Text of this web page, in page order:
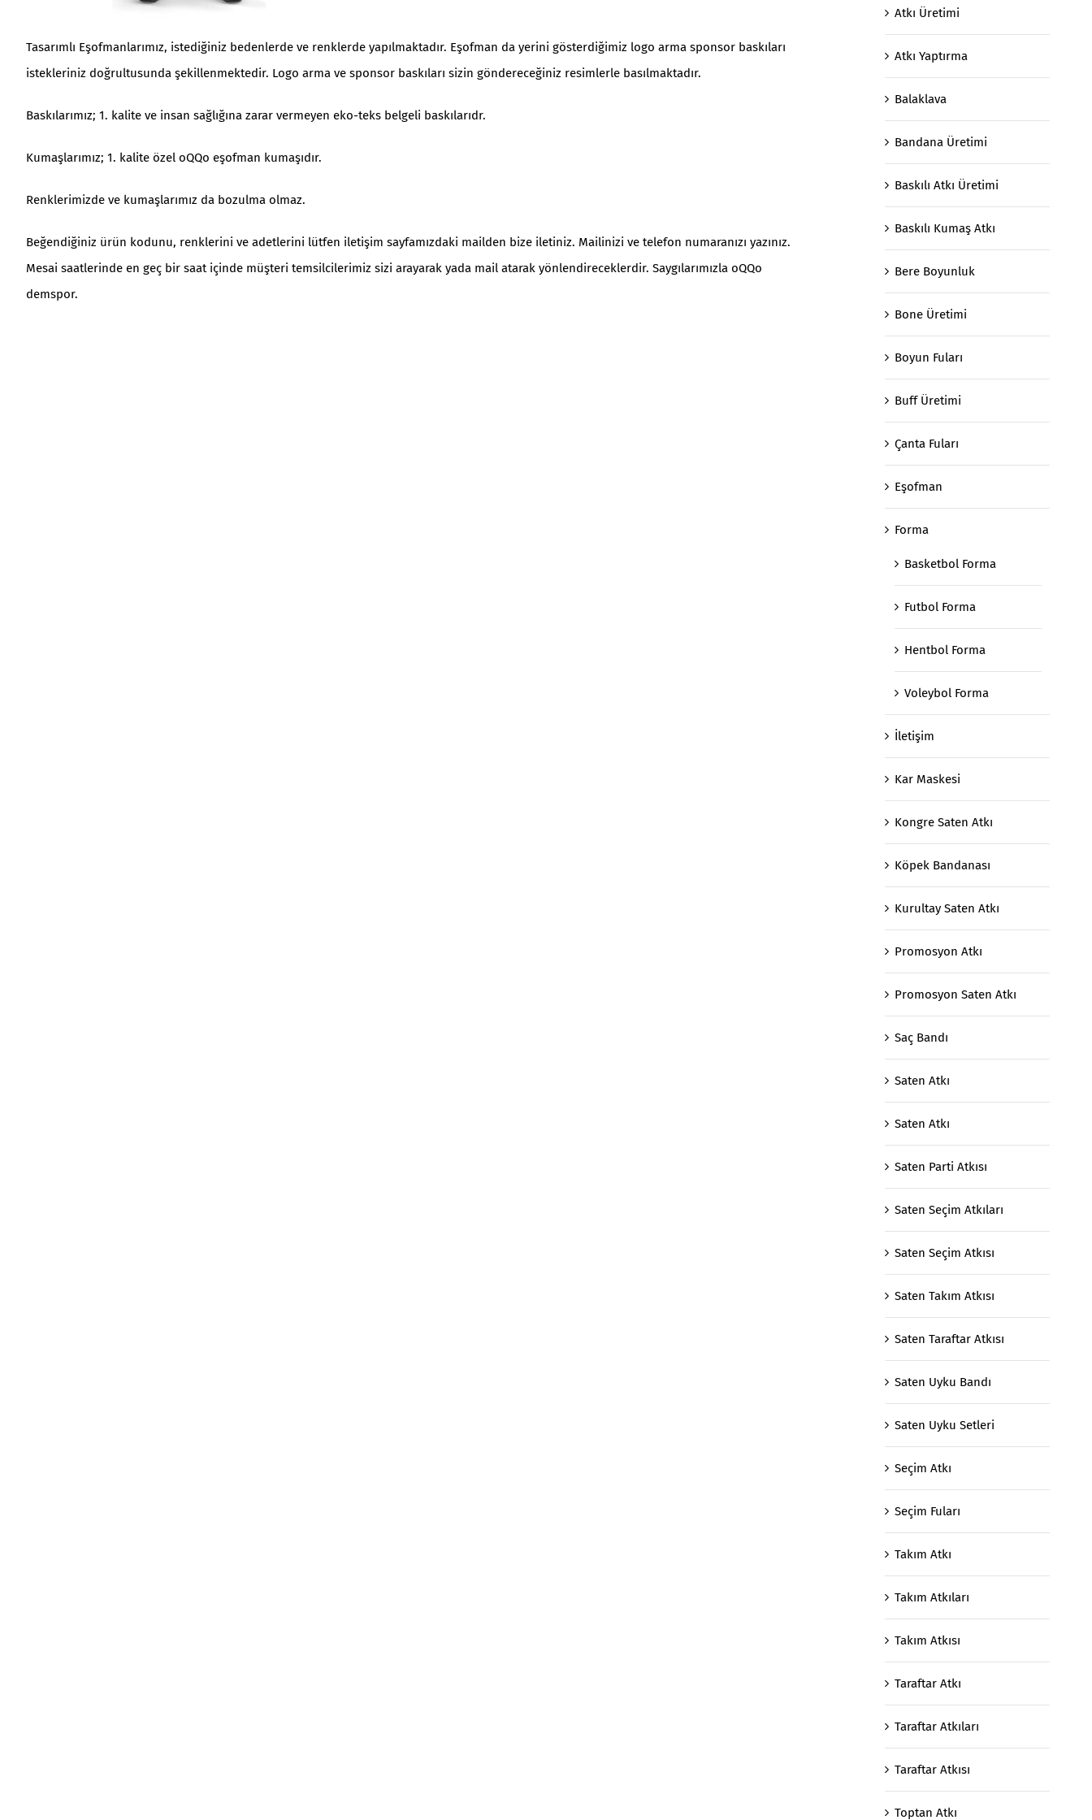
Tasarımlı Eşofmanlarımız, istediğiniz bedenlerde ve renklerde yapılmaktadır. Eşofman da yerini gösterdiğimiz logo arma sponsor baskıları
istekleriniz doğrultusunda şekillenmektedir. Logo arma ve sponsor baskıları sizin göndereceğiniz resimlerle basılmaktadır.
Baskılarımız; 1. kalite ve insan sağlığına zarar vermeyen eko-teks belgeli baskılarıdr.
Kumaşlarımız; 1. kalite özel oQQo eşofman kumaşıdır.
Renklerimizde ve kumaşlarımız da bozulma olmaz.
Beğendiğiniz ürün kodunu, renklerini ve adetlerini lütfen iletişim sayfamızdaki mailden bize iletiniz. Mailinizi ve telefon numaranızı yazınız.
Mesai saatlerinde en geç bir saat içinde müşteri temsilcilerimiz sizi arayarak yada mail atarak yönlendireceklerdir. Saygılarımızla oQQo
demspor.
Atkı Üretimi
Atkı Yaptırma
Balaklava
Bandana Üretimi
Baskılı Atkı Üretimi
Baskılı Kumaş Atkı
Bere Boyunluk
Bone Üretimi
Boyun Fuları
Buff Üretimi
Çanta Fuları
Eşofman
Forma
Basketbol Forma
Futbol Forma
Hentbol Forma
Voleybol Forma
İletişim
Kar Maskesi
Kongre Saten Atkı
Köpek Bandanası
Kurultay Saten Atkı
Promosyon Atkı
Promosyon Saten Atkı
Saç Bandı
Saten Atkı
Saten Atkı
Saten Parti Atkısı
Saten Seçim Atkıları
Saten Seçim Atkısı
Saten Takım Atkısı
Saten Taraftar Atkısı
Saten Uyku Bandı
Saten Uyku Setleri
Seçim Atkı
Seçim Fuları
Takım Atkı
Takım Atkıları
Takım Atkısı
Taraftar Atkı
Taraftar Atkıları
Taraftar Atkısı
Toptan Atkı